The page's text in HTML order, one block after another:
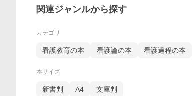
関連ジャンルから探す
カテゴリ
看護教育の本 看護論の本 看護過程の本
本サイズ
新書判 A4 文庫判